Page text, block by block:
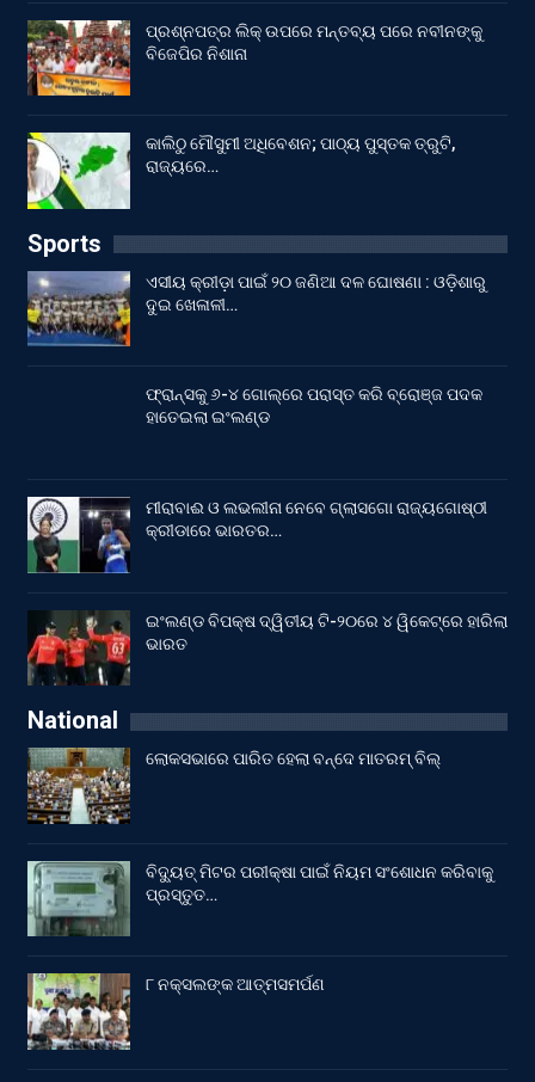
ପ୍ରଶ୍ନପତ୍ର ଲିକ୍ ଉପରେ ମନ୍ତବ୍ୟ ପରେ ନବୀନଙ୍କୁ
ବିଜେପିର ନିଶାନା
କାଲିଠୁ ମୌସୁମୀ ଅଧିବେଶନ; ପାଠ୍ୟ ପୁସ୍ତକ ତ୍ରୁଟି,
ରାଜ୍ୟରେ…
Sports
ଏସୀୟ କ୍ରୀଡ଼ା ପାଇଁ ୨୦ ଜଣିଆ ଦଳ ଘୋଷଣା : ଓଡ଼ିଶାରୁ
ଦୁଇ ଖେଳାଳୀ…
ଫ୍ରାନ୍ସକୁ ୬-୪ ଗୋଲ୍‌ରେ ପରାସ୍ତ କରି ବ୍ରୋଞ୍ଜ ପଦକ
ହାତେଇଲା ଇଂଲଣ୍ଡ
ମୀରାବାଈ ଓ ଲଭଲୀନା ନେବେ ଗ୍ଲାସଗୋ ରାଜ୍ୟଗୋଷ୍ଠୀ
କ୍ରୀଡାରେ ଭାରତର…
ଇଂଲଣ୍ଡ ବିପକ୍ଷ ଦ୍ୱିତୀୟ ଟି-୨୦ରେ ୪ ୱିକେଟ୍‌ରେ ହାରିଲା
ଭାରତ
National
ଲୋକସଭାରେ ପାରିତ ହେଲା ବନ୍ଦେ ମାତରମ୍‌ ବିଲ୍‌
ବିଦ୍ୟୁତ୍ ମିଟର ପରୀକ୍ଷା ପାଇଁ ନିୟମ ସଂଶୋଧନ କରିବାକୁ
ପ୍ରସ୍ତୁତ…
୮ ନକ୍ସଲଙ୍କ ଆତ୍ମସମର୍ପଣ